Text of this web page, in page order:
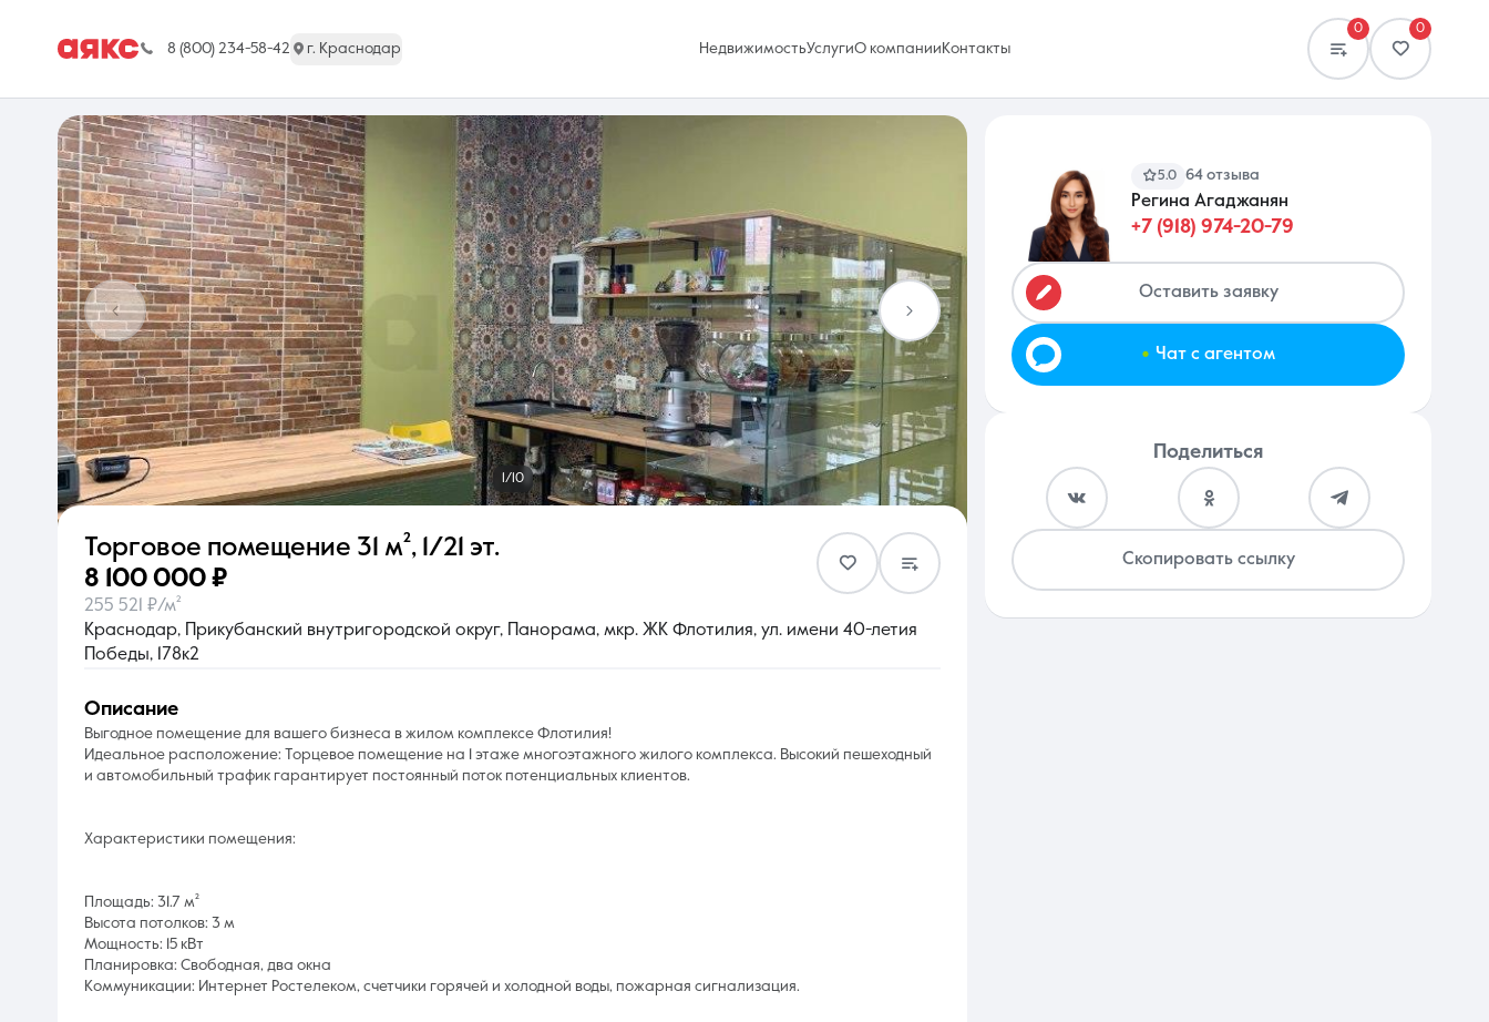
8 (800) 234-58-42 г. Краснодар НедвижимостьУслугиО компании Контакты
0 0
г. Краснодар Избранное
0 объявлений
Сравнение
Недвижимость Услуги
О компании Контакты
Ежедневно с 08:30 до 20:00
1/10
Торговое помещение 31 м², 1/21 эт.
8 100 000 ₽
255 521 ₽/м²
Краснодар, Прикубанский внутригородской округ, Панорама, мкр. ЖК Флотилия, ул. имени 40-летия
Победы, 178к2
описание
Выгодное помещение для вашего бизнеса в жилом комплексе Флотилия!
Идеальное расположение: Торцевое помещение на 1 этаже многоэтажного жилого комплекса. Высокий пешеходный
и автомобильный трафик гарантирует постоянный поток потенциальных клиентов.
Характеристики помещения:
Площадь: 31.7 м²
Высота потолков: 3 м
Мощность: 15 кВт
Планировка: Свободная, два окна
Коммуникации: Интернет Ростелеком, счетчики горячей и холодной воды, пожарная сигнализация.
5.0 64 отзыва
Регина Агаджанян
+7 (918) 974-20-79
Оставить заявку
. Чат с агентом
Поделиться
Скопировать ссылку